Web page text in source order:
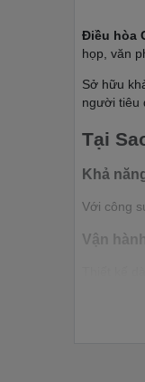
Điều hòa
họp, văn
Sở hữu
người tiêu
Tại
Khả
Với công
Vận